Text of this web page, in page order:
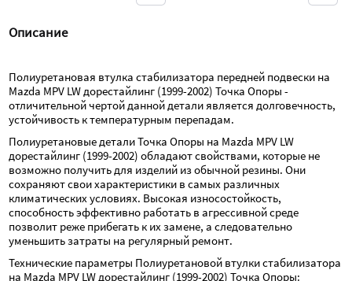
Описание
Полиуретановая втулка стабилизатора передней подвески на
Mazda MPV LW дорестайлинг (1999-2002) Точка Опоры -
отличительной чертой данной детали является долговечность,
устойчивость к температурным перепадам.
Полиуретановые детали Точка Опоры на Mazda MPV LW
дорестайлинг (1999-2002) обладают свойствами, которые не
возможно получить для изделий из обычной резины. Они
сохраняют свои характеристики в самых различных
климатических условиях. Высокая износостойкость,
способность эффективно работать в агрессивной среде
позволит реже прибегать к их замене, а следовательно
уменьшить затраты на регулярный ремонт.
Технические параметры Полиуретановой втулки стабилизатора
на Mazda MPV LW дорестайлинг (1999-2002) Точка Опоры: